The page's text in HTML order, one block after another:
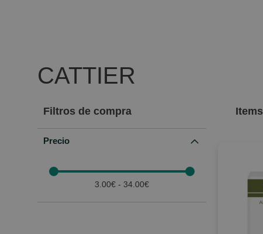
CATTIER
Items
Filtros de compra
Precio
3.00€ - 34.00€